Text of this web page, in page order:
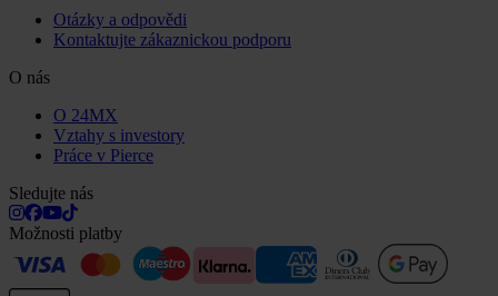
Otázky a odpovědi
Kontaktujte zákaznickou podporu
O nás
O 24MX
Vztahy s investory
Práce v Pierce
Sledujte nás
Možnosti platby